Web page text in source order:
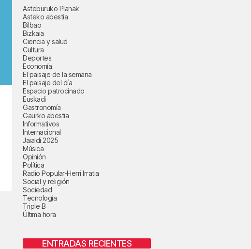
Asteburuko Planak
Asteko abestia
Bilbao
Bizkaia
Ciencia y salud
Cultura
Deportes
Economía
El paisaje de la semana
El paisaje del día
Espacio patrocinado
Euskadi
Gastronomía
Gaurko abestia
Informativos
Internacional
Jaialdi 2025
Música
Opinión
Política
Radio Popular-Herri Irratia
Social y religión
Sociedad
Tecnología
Triple B
Última hora
ENTRADAS RECIENTES